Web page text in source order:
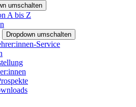
umschalten
A bis Z
Dropdown umschalten
Service